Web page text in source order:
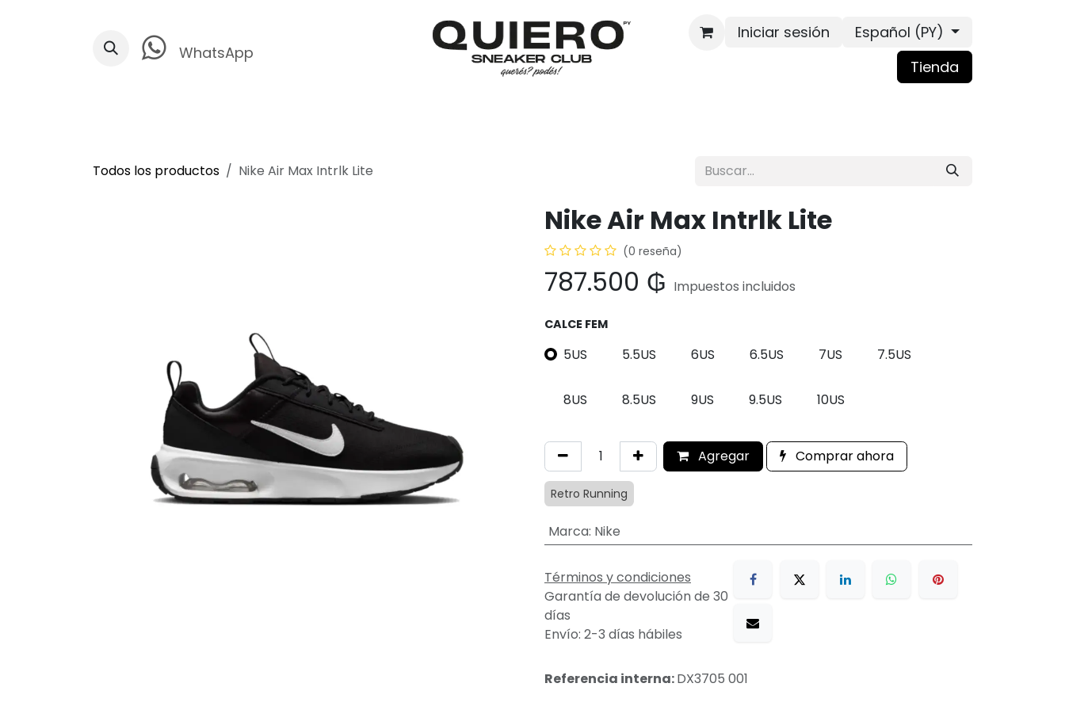
WhatsApp
Iniciar sesión
Español (PY)
Tienda
Todos los productos Nike Air Max Intrlk Lite
Nike Air Max Intrlk Lite
(0 reseña)
787.500 ₲ Impuestos incluidos
CALCE FEM
5US 5.5US 6US 6.5US 7US 7.5US
8US 8.5US 9US 9.5US 10US
Agregar Comprar ahora
Retro Running
Marca: Nike
Términos y condiciones
Garantía de devolución de 30
días
Envío: 2-3 días hábiles
Referencia interna:DX3705 001